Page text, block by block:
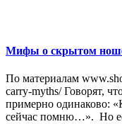
Мифы о скрытом
По материалам
carry-myths/ Говорят,
примерно одинаково:
сейчас помню…». Но